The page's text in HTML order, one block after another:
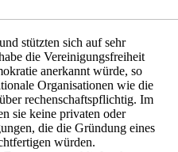
stützten sich auf sehr
die Vereinigungsfreiheit
anerkannt würde, so
Organisationen wie die
rechenschaftspflichtig. Im
sie keine privaten oder
die die Gründung eines
würden.